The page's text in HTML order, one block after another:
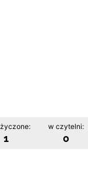
1
w czytelni:
0